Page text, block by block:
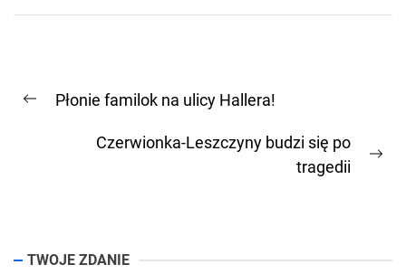
wpisu
Previous
Płonie familok na ulicy Hallera!
Czerwionka-Leszczyny budzi się po
tragedii
TWOJE ZDANIE